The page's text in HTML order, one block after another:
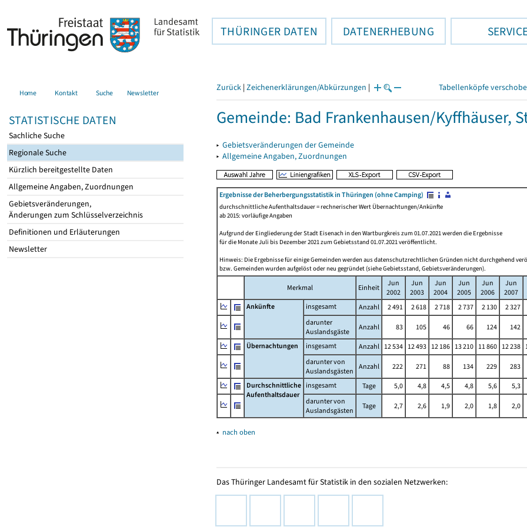
THÜRINGER DATEN DATENERHEBUNG
Home Kontakt Suche Newsletter
STATISTISCHE DATEN
Sachliche Suche
Regionale Suche
Kürzlich bereitgestellte Daten
Allgemeine Angaben, Zuordnungen
Gebietsveränderungen,
Änderungen zum Schlüsselverzeichnis
Definitionen und Erläuterungen
Newsletter
Zurück | Zeichenerklärungen/Abkürzungen | Tabellenköpfe
Gemeinde: Bad Frankenhausen/Kyffhäuser,
▸ Gebietsveränderungen der Gemeinde
▸ Allgemeine Angaben, Zuordnungen
Ergebnisse der Beherbergungsstatistik in Thüringen (ohne Camping)
durchschnittliche Aufenthaltsdauer = rechnerischer Wert Übernachtungen/Ankünfte
ab 2015: vorläufige Angaben
Aufgrund der Eingliederung der Stadt Eisenach in den Wartburgkreis zum 01.07.2021 werden die Ergebnisse
für die Monate Juli bis Dezember 2021 zum Gebietsstand 01.07.2021 veröffentlicht.
Hinweis: Die Ergebnisse für einige Gemeinden werden aus datenschutzrechtlichen Gründen nicht durchgehend
bzw. Gemeinden wurden aufgelöst oder neu gegründet (siehe Gebietsstand, Gebietsveränderungen).
Merkmal Einheit
Jun
2002
Jun
2003
Jun
2004
Jun
2005
Jun
2006
Jun
2007
Ankünfte
insgesamt Anzahl 2 491 2 618 2 718 2 737 2 130 2 327
darunter
Auslandsgäste
Anzahl 83 105 46 66 124 142
Übernachtungen
insgesamt Anzahl 12 534 12 493 12 186 13 210 11 860 12 238
darunter von
Auslandsgästen
Anzahl 222 271 88 134 229 283
Durchschnittliche
Aufenthaltsdauer
insgesamt Tage 5,0 4,8 4,5 4,8 5,6 5,3
darunter von
Auslandsgästen
Tage 2,7 2,6 1,9 2,0 1,8 2,0
▴ nach oben
Das Thüringer Landesamt für Statistik in den sozialen Netzwerken: